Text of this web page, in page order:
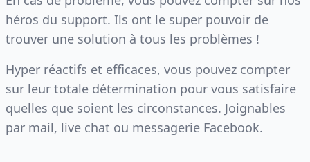
héros du support. Ils ont le super pouvoir de
trouver une solution à tous les problèmes !
Hyper réactifs et efficaces, vous pouvez compter
sur leur totale détermination pour vous satisfaire
quelles que soient les circonstances. Joignables
par mail, live chat ou messagerie Facebook.